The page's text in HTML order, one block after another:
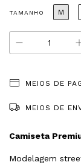
TAMANHO M
MEIOS DE
MEIOS DE
Camiseta
Modelagem